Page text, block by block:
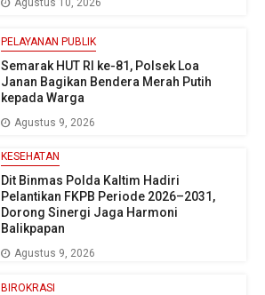
Agustus 10, 2026
PELAYANAN PUBLIK
Semarak HUT RI ke-81, Polsek Loa
Janan Bagikan Bendera Merah Putih
kepada Warga
Agustus 9, 2026
KESEHATAN
Dit Binmas Polda Kaltim Hadiri
Pelantikan FKPB Periode 2026–2031,
Dorong Sinergi Jaga Harmoni
Balikpapan
Agustus 9, 2026
BIROKRASI